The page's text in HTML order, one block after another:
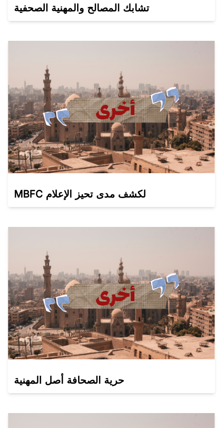
تشابك المصالح والمهنية الصحفية
MBFC لكشف مدى تحيز الإعلام
حرية الصحافة أصل المهنية